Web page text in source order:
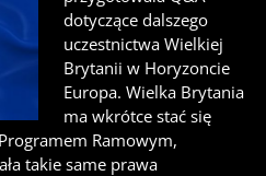
dotyczące dalszego
uczestnictwa Wielkiej
Brytanii w Horyzoncie
Europa. Wielka Brytania
ma wkrótce stać się
Ramowym,
takie same prawa